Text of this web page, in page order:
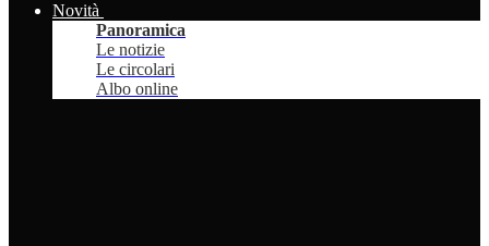
Novità
Panoramica
Le notizie
Le circolari
Albo online